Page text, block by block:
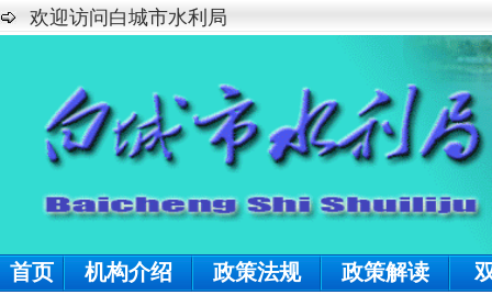
欢迎访问白城市水利局
首页 机构介绍 政策法规 政策解读